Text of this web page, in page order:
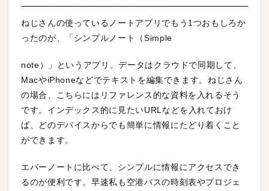
ねじさんの使っているノートアプリでもう1つおもしろか
ったのが、「シンプルノート（Simple
note）」というアプリ。データはクラウドで同期して、
MacやiPhoneなどでテキストを編集できます。ねじさん
の場合、こちらにはリファレンス的な資料を入れるそう
です。インデックス的に見たいURLなどを入れておけ
ば、どのデバイスからでも簡単に情報にたどり着くこと
ができます。
エバーノートに比べて、シンプルに情報にアクセスでき
るのが便利です。早速私も空港バスの時刻表やプロジェ